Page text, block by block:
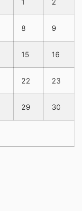
8 9
15 16
22 23
29 30